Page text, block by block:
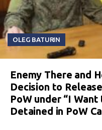
OLEG BATURIN
Enemy There and
Decision to
PoW under “I
Detained in PoW